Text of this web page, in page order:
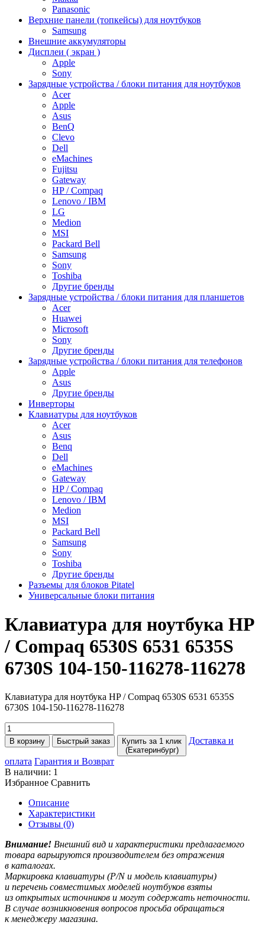
Panasonic
Верхние панели (топкейсы) для ноутбуков
Samsung
Внешние аккумуляторы
Дисплеи ( экран )
Apple
Sony
Зарядные устройства / блоки питания для ноутбуков
Acer
Apple
Asus
BenQ
Clevo
Dell
eMachines
Fujitsu
Gateway
HP / Compaq
Lenovo / IBM
LG
Medion
MSI
Packard Bell
Samsung
Sony
Toshiba
Другие бренды
Зарядные устройства / блоки питания для планшетов
Acer
Huawei
Microsoft
Sony
Другие бренды
Зарядные устройства / блоки питания для телефонов
Apple
Asus
Другие бренды
Инверторы
Клавиатуры для ноутбуков
Acer
Asus
Benq
Dell
eMachines
Gateway
HP / Compaq
Lenovo / IBM
Medion
MSI
Packard Bell
Samsung
Sony
Toshiba
Другие бренды
Разъемы для блоков Pitatel
Универсальные блоки питания
Клавиатура для ноутбука HP
/ Compaq 6530S 6531 6535S
6730S 104-150-116278-116278
Клавиатура для ноутбука HP / Compaq 6530S 6531 6535S
6730S 104-150-116278-116278
В корзину Быстрый заказ
Купить за 1 клик
(Екатеринбург)
Доставка и
оплата Гарантия и Возврат
В наличии: 1
Избранное Сравнить
Описание
Характеристики
Отзывы (0)
Внимание! Внешний вид и характеристики предлагаемого
товара варьируются производителем без отражения
в каталогах.
Маркировка клавиатуры (P/N и модель клавиатуры)
и перечень совместимых моделей ноутбуков взяты
из открытых источников и могут содержать неточности.
В случае возникновения вопросов просьба обращаться
к менеджеру магазина.